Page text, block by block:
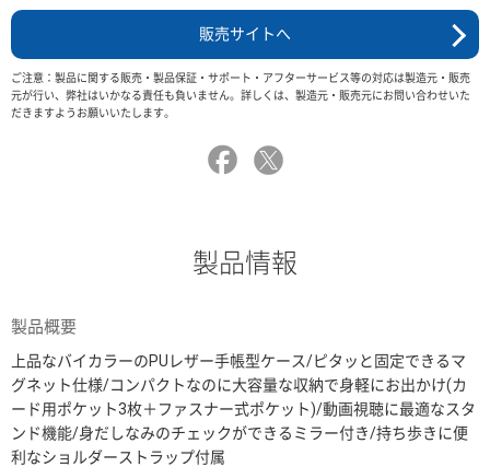
販売サイトへ
ご注意：製品に関する販売・製品保証・サポート・アフターサービス等の対応は製造元・販売
元が行い、弊社はいかなる責任も負いません。詳しくは、製造元・販売元にお問い合わせいた
だきますようお願いいたします。
製品情報
製品概要
上品なバイカラーのPUレザー手帳型ケース/ピタッと固定できるマ
グネット仕様/コンパクトなのに大容量な収納で身軽にお出かけ(カ
ード用ポケット3枚＋ファスナー式ポケット)/動画視聴に最適なスタ
ンド機能/身だしなみのチェックができるミラー付き/持ち歩きに便
利なショルダーストラップ付属